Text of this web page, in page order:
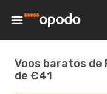
Voos baratos de
de €41